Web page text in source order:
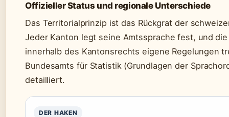
Offizieller Status und regionale Unterschiede
Das Territorialprinzip ist das Rückgrat der
Jeder Kanton legt seine Amtssprache fest, und
innerhalb des Kantonsrechts eigene Regelungen
Bundesamts für Statistik (Grundlagen der
detailliert.
DER HAKEN